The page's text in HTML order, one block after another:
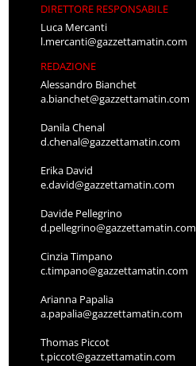
DIRETTORE RESPONSABILE
Luca Mercanti
l.mercanti@gazzettamatin.com
REDAZIONE
Alessandro Bianchet
a.bianchet@gazzettamatin.com
Danila Chenal
d.chenal@gazzettamatin.com
Erika David
e.david@gazzettamatin.com
Davide Pellegrino
d.pellegrino@gazzettamatin.com
Cinzia Timpano
c.timpano@gazzettamatin.com
Arianna Papalia
a.papalia@gazzettamatin.com
Thomas Piccot
t.piccot@gazzettamatin.com